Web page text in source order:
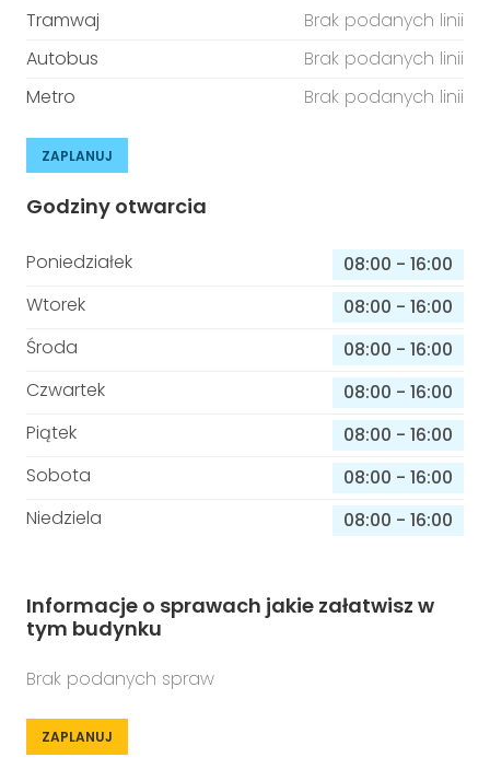
Tramwaj
Brak podanych linii
Autobus
Brak podanych linii
Metro
Brak podanych linii
ZAPLANUJ
Godziny otwarcia
Poniedziałek 08:00 - 16:00
Wtorek
08:00 - 16:00
Środa
08:00 - 16:00
Czwartek
08:00 - 16:00
Piątek
08:00 - 16:00
Sobota
08:00 - 16:00
Niedziela
08:00 - 16:00
Informacje o sprawach jakie załatwisz w
tym budynku
Brak podanych spraw
ZAPLANUJ